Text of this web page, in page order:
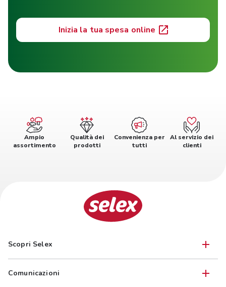
Inizia la tua spesa online
Ampio
assortimento
Qualità dei
prodotti
Convenienza per
tutti
Al servizio dei
clienti
Scopri Selex
Comunicazioni